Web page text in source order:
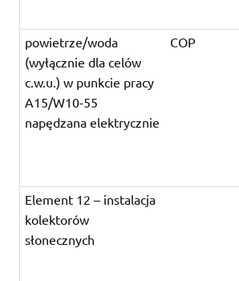
powietrze/woda
(wyłącznie dla celów
c.w.u.) w punkcie pracy
A15/W10-55
napędzana elektrycznie
COP
Element 12 – instalacja
kolektorów
słonecznych